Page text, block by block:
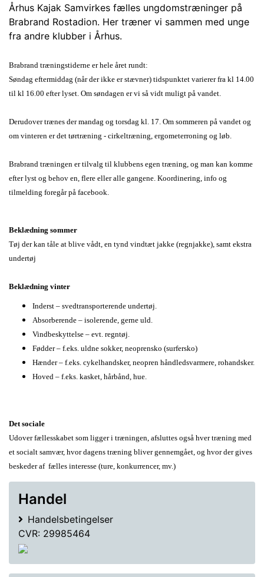
Århus Kajak Samvirkes fælles ungdomstræninger på
Brabrand Rostadion. Her træner vi sammen med unge
fra andre klubber i Århus.
Brabrand træningstiderne er hele året rundt:
Søndag eftermiddag (når der ikke er stævner) tidspunktet varierer fra kl 14.00
til kl 16.00 efter lyset. Om søndagen er vi så vidt muligt på vandet.
Derudover trænes der mandag og torsdag kl. 17. Om sommeren på vandet og
om vinteren er det tørtræning - cirkeltræning, ergometerroning og løb.
Brabrand træningen er tilvalg til klubbens egen træning, og man kan komme
efter lyst og behov en, flere eller alle gangene. Koordinering, info og
tilmelding foregår på facebook.
Beklædning sommer
Tøj der kan tåle at blive vådt, en tynd vindtæt jakke (regnjakke), samt ekstra
undertøj
Beklædning vinter
Inderst – svedtransporterende undertøj.
Absorberende – isolerende, gerne uld.
Vindbeskyttelse – evt. regntøj.
Fødder – f.eks. uldne sokker, neoprensko (surfersko)
Hænder – f.eks. cykelhandsker, neopren håndledsvarmere, rohandsker.
Hoved – f.eks. kasket, hårbånd, hue.
Det sociale
Udover fællesskabet som ligger i træningen, afsluttes også hver træning med
et socialt samvær, hvor dagens træning bliver gennemgået, og hvor der gives
beskeder af fælles interesse (ture, konkurrencer, mv.)
Handel
Handelsbetingelser
CVR: 29985464